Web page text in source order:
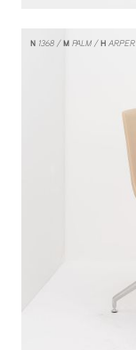
N1368 MPALM HARPER